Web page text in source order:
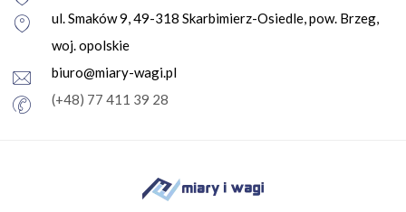
ul. Smaków 9, 49-318 Skarbimierz-Osiedle, pow. Brzeg,
woj. opolskie
biuro@miary-wagi.pl
(+48) 77 411 39 28